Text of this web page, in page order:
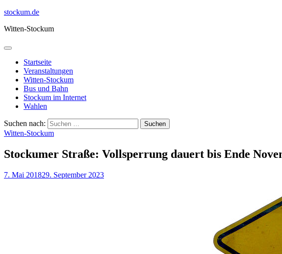
stockum.de
Witten-Stockum
Startseite
Veranstaltungen
Witten-Stockum
Bus und Bahn
Stockum im Internet
Wahlen
Suchen nach:
Witten-Stockum
Stockumer Straße: Vollsperrung dauert bis Ende
7. Mai 201829. September 2023